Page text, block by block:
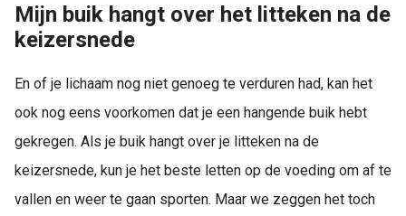
Mijn buik hangt over het litteken na de
keizersnede
En of je lichaam nog niet genoeg te verduren had, kan het
ook nog eens voorkomen dat je een hangende buik hebt
gekregen. Als je buik hangt over je litteken na de
keizersnede, kun je het beste letten op de voeding om af te
vallen en weer te gaan sporten. Maar we zeggen het toch